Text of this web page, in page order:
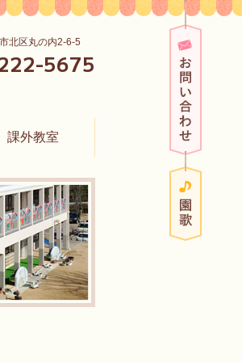
北区丸の内2-6-5
5675
課外教室